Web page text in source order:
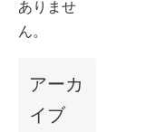
ありませ
ん。
アーカ
イブ